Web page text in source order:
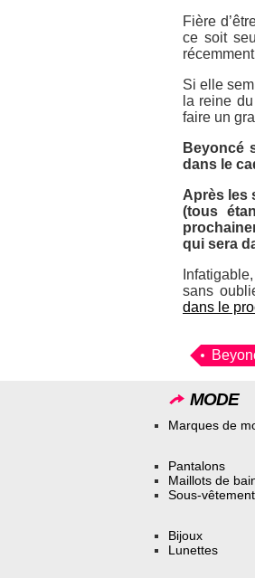
Fière
ce soit
récemment
Si elle
la reine
faire un
Beyoncé
dans le
Après les
(tous
qui sera
sans
dans le
MODE
Marques de
Pantalons
Maillots de
Sous-
Bijoux
Lunettes